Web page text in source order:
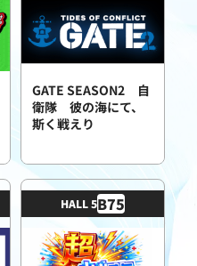
GATE SEASON2 自
衛隊 彼の海にて、
斯く戦えり
HALL 5B75